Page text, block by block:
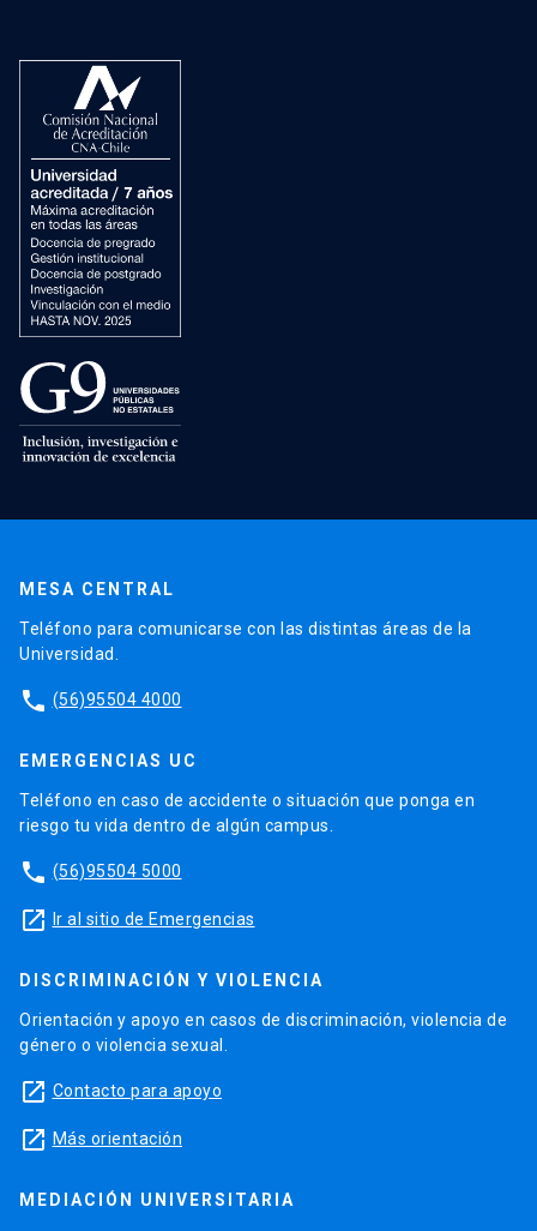
MESA CENTRAL
Teléfono para comunicarse con las distintas áreas de la
Universidad.
phone (56)95504 4000
EMERGENCIAS UC
Teléfono en caso de accidente o situación que ponga en
riesgo tu vida dentro de algún campus.
phone (56)95504 5000
launch Ir al sitio de Emergencias
DISCRIMINACIÓN Y VIOLENCIA
Orientación y apoyo en casos de discriminación, violencia de
género o violencia sexual.
launch Contacto para apoyo
launch Más orientación
MEDIACIÓN UNIVERSITARIA